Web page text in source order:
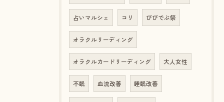
占いマルシェ コリ びびでぶ祭
オラクルリーディング
オラクルカードリーディング 大人女性
不眠 血流改善 睡眠改善